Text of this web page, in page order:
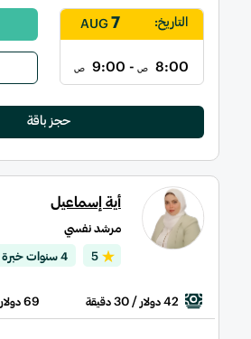
التاريخ:
7
AUG
8:00 ص - 9:00 ص
حجز باقة
أية إسماعيل
مرشد نفسي
5 4 سنوات خبرة
42 دولار / 30 دقيقة 69 دولار